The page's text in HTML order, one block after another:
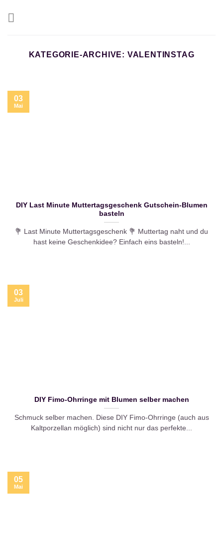
KATEGORIE-ARCHIVE: VALENTINSTAG
DIY Last Minute Muttertagsgeschenk Gutschein-Blumen
basteln
💐 Last Minute Muttertagsgeschenk 💐 Muttertag naht und du
hast keine Geschenkidee? Einfach eins basteln!...
03
Mai
DIY Fimo-Ohrringe mit Blumen selber machen
Schmuck selber machen. Diese DIY Fimo-Ohrringe (auch aus
Kaltporzellan möglich) sind nicht nur das perfekte...
03
Juli
05
Mai